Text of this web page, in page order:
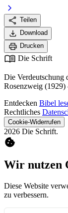
chevron_right
share Teilen
download Download
print Drucken
menu_book Die Schrift
Die Verdeutschung
Rosenzweig
Entdecken Bibel
Rechtliches
Cookie-Widerrufen
2026 Die Schrift.
cookie
Wir nutzen
Diese Website
zu verbessern.